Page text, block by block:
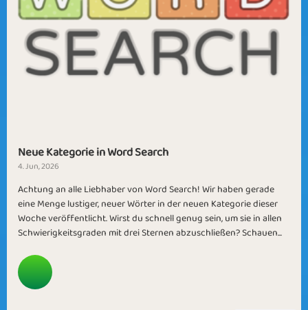
Neue Kategorie in Word Search
4. Jun, 2026
Achtung an alle Liebhaber von Word Search! Wir haben gerade
eine Menge lustiger, neuer Wörter in der neuen Kategorie dieser
Woche veröffentlicht. Wirst du schnell genug sein, um sie in allen
Schwierigkeitsgraden mit drei Sternen abzuschließen? Schauen...